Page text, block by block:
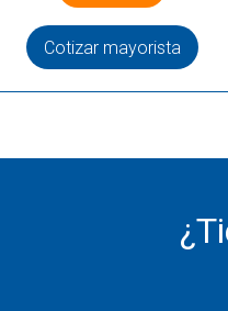
Cotizar mayorista